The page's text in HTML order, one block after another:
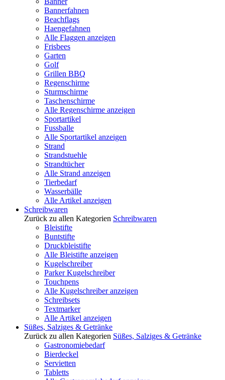
Bannerfahnen
Beachflags
Haengefahnen
Alle Flaggen anzeigen
Frisbees
Garten
Golf
Grillen BBQ
Regenschirme
Sturmschirme
Taschenschirme
Alle Regenschirme anzeigen
Sportartikel
Fussballe
Alle Sportartikel anzeigen
Strand
Strandstuehle
Strandtücher
Alle Strand anzeigen
Tierbedarf
Wasserbälle
Alle Artikel anzeigen
Schreibwaren
Zurück zu allen Kategorien Schreibwaren
Bleistifte
Buntstifte
Druckbleistifte
Alle Bleistifte anzeigen
Kugelschreiber
Parker Kugelschreiber
Touchpens
Alle Kugelschreiber anzeigen
Schreibsets
Textmarker
Alle Artikel anzeigen
Süßes, Salziges & Getränke
Zurück zu allen Kategorien Süßes, Salziges & Getränke
Gastronomiebedarf
Bierdeckel
Servietten
Tabletts